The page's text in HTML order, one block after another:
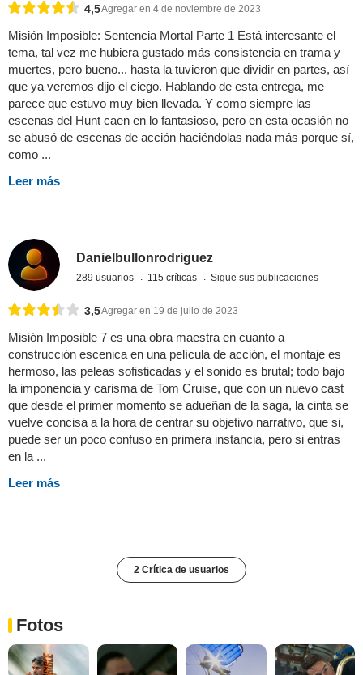
4,5Agregar en 4 de noviembre de 2023
Misión Imposible: Sentencia Mortal Parte 1 Está interesante el
tema, tal vez me hubiera gustado más consistencia en trama y
muertes, pero bueno... hasta la tuvieron que dividir en partes, así
que ya veremos dijo el ciego. Hablando de esta entrega, me
parece que estuvo muy bien llevada. Y como siempre las
escenas del Hunt caen en lo fantasioso, pero en esta ocasión no
se abusó de escenas de acción haciéndolas nada más porque sí,
como ...
Leer más
Danielbullonrodriguez
289 usuarios 115 críticas Sigue sus publicaciones
3,5Agregar en 19 de julio de 2023
Misión Imposible 7 es una obra maestra en cuanto a
construcción escenica en una película de acción, el montaje es
hermoso, las peleas sofisticadas y el sonido es brutal; todo bajo
la imponencia y carisma de Tom Cruise, que con un nuevo cast
que desde el primer momento se adueñan de la saga, la cinta se
vuelve concisa a la hora de centrar su objetivo narrativo, que si,
puede ser un poco confuso en primera instancia, pero si entras
en la ...
Leer más
2 Crítica de usuarios
Fotos